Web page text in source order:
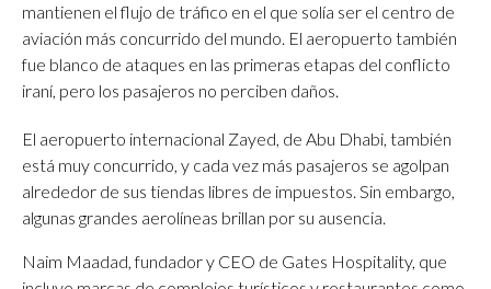
mantienen el flujo de tráfico en el que solía ser el centro de
aviación más concurrido del mundo. El aeropuerto también
fue blanco de ataques en las primeras etapas del conflicto
iraní, pero los pasajeros no perciben daños.
El aeropuerto internacional Zayed, de Abu Dhabi, también
está muy concurrido, y cada vez más pasajeros se agolpan
alrededor de sus tiendas libres de impuestos. Sin embargo,
algunas grandes aerolíneas brillan por su ausencia.
Naim Maadad, fundador y CEO de Gates Hospitality, que